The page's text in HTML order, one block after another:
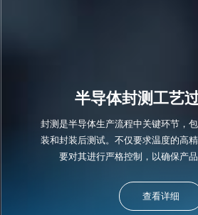
半导体封测工艺
封测是半导体生产流程中关键环节，
装和封装后测试。不仅要求温度的高
要对其进行严格控制，以确保产品
查看详细